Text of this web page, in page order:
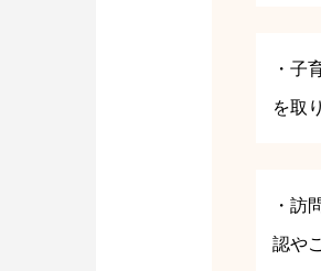
・子
を取
・訪
認や